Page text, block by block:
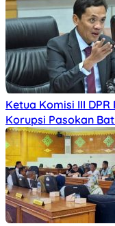
Ketua Komisi III
Korupsi Pasokan